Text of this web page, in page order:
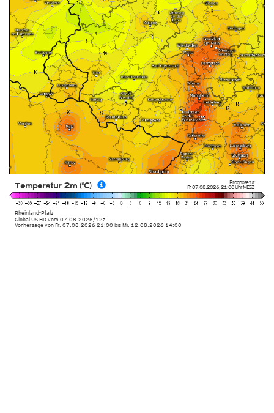
Prognose für
Fr. 07.08.2026,21:00 UhrMESZ
Rheinland-Pfalz
Global US HD vom 07.08.2026/12z
Temperatur 2m (°C)
Vorhersage von Fr. 07.08.2026 21:00 bis Mi. 12.08.2026 14:00